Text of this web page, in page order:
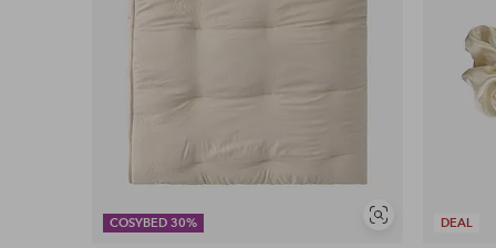
COSYBED 30%
Näytä
DEAL